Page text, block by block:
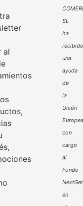
al
SL
ha
recibido
una
ayuda
de
la
Unión
Europea
con
cargo
al
Fondo
en